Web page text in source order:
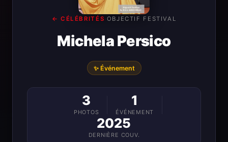
← CÉLÉBRITÉS· OBJECTIF FESTIVAL
Michela Persico
✨ Événement
3
PHOTOS
1
ÉVÉNEMENT
2025
DERNIÈRE COUV.